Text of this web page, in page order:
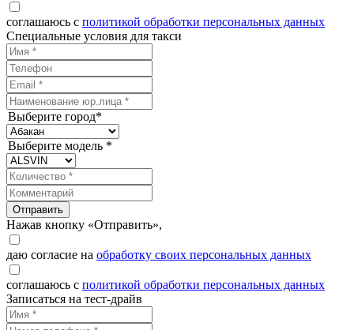
соглашаюсь с политикой обработки персональных данных
Специальные условия для такси
Выберите город*
Выберите модель *
Отправить
Нажав кнопку «Отправить»,
даю согласие на обработку своих персональных данных
соглашаюсь с политикой обработки персональных данных
Записаться на тест-драйв